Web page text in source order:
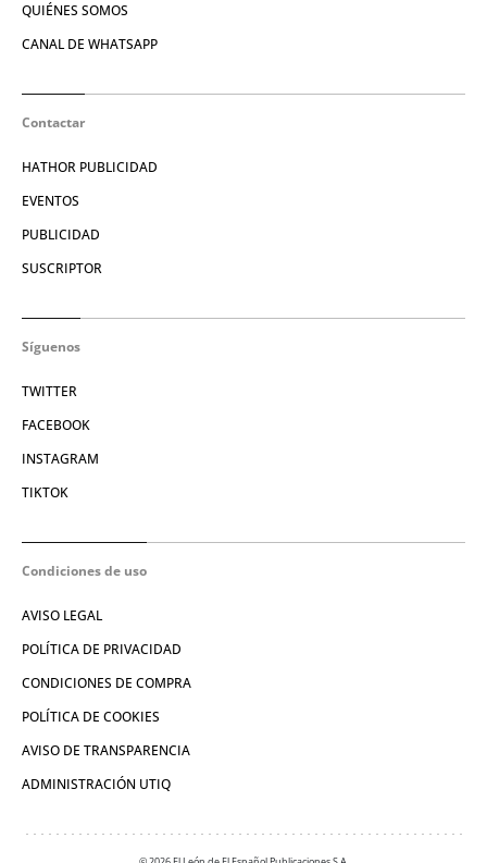
QUIÉNES SOMOS
CANAL DE WHATSAPP
Contactar
HATHOR PUBLICIDAD
EVENTOS
PUBLICIDAD
SUSCRIPTOR
Síguenos
TWITTER
FACEBOOK
INSTAGRAM
TIKTOK
Condiciones de uso
AVISO LEGAL
POLÍTICA DE PRIVACIDAD
CONDICIONES DE COMPRA
POLÍTICA DE COOKIES
AVISO DE TRANSPARENCIA
ADMINISTRACIÓN UTIQ